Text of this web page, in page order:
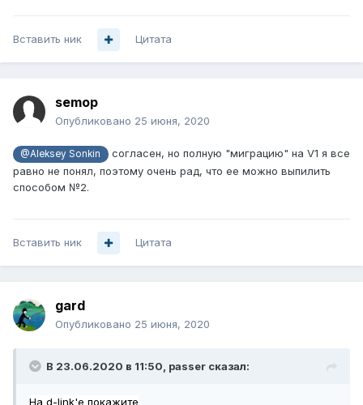
Вставить ник Цитата
semop
Опубликовано 25 июня, 2020
@Aleksey Sonkin
согласен, но полную "миграцию" на V1 я все
равно не понял, поэтому очень рад, что ее можно выпилить
способом №2.
Вставить ник Цитата
gard
Опубликовано 25 июня, 2020
В 23.06.2020 в 11:50, passer сказал:
На d-link'е покажите